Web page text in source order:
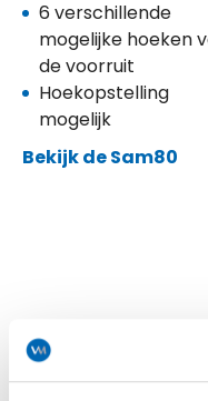
6 verschillende
mogelijke hoeken
de voorruit
Hoekopstelling
mogelijk
Bekijk de Sam80